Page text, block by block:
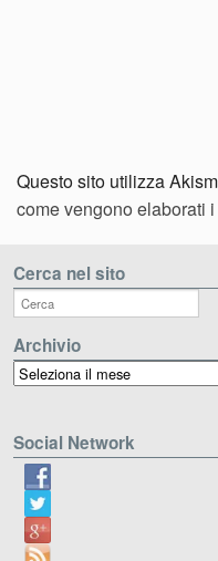
Questo sito utilizza
come vengono elaborati
Cerca nel sito
Archivio
Archivio
Social Network